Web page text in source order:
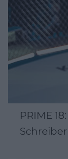
PRIME